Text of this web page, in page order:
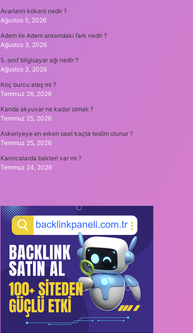
Avarların kökeni nedir ?
Ağustos 5, 2026
Adem ile Adem arasındaki fark nedir ?
Ağustos 3, 2026
5. sınıf bilgisayar ağı nedir ?
Ağustos 3, 2026
Koç burcu ateş mi ?
Temmuz 26, 2026
Kanda akyuvar ne kadar olmalı ?
Temmuz 25, 2026
Askeriyeye en erken saat kaçta teslim olunur ?
Temmuz 25, 2026
Karıncalarda bakteri var mı ?
Temmuz 24, 2026